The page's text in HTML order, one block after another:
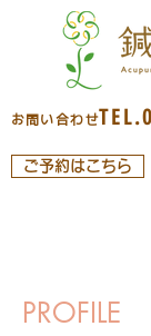
お問い合わせ
ご予約はこちら
PROFILE